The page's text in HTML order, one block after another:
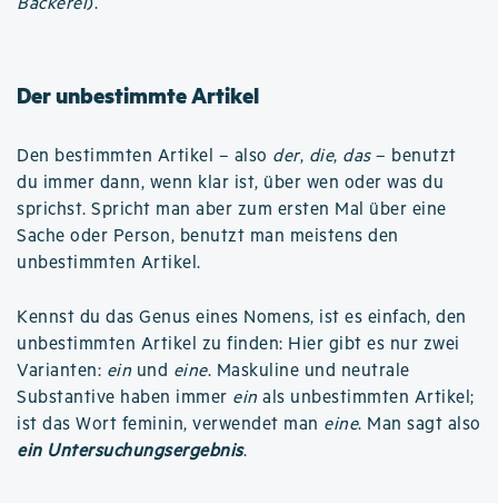
Der unbestimmte Artikel
Den bestimmten Artikel – also der, die, das– benutzt
du immer dann, wenn klar ist, über wen oder was du
sprichst. Spricht man aber zum ersten Mal über eine
Sache oder Person, benutzt man meistens den
unbestimmten Artikel.
Kennst du das Genus eines Nomens, ist es einfach, den
unbestimmten Artikel zu finden: Hier gibt es nur zwei
Varianten: ein und eine. Maskuline und neutrale
Substantive haben immer ein als unbestimmten Artikel;
ist das Wort feminin, verwendet man eine. Man sagt also
ein Untersuchungsergebnis.